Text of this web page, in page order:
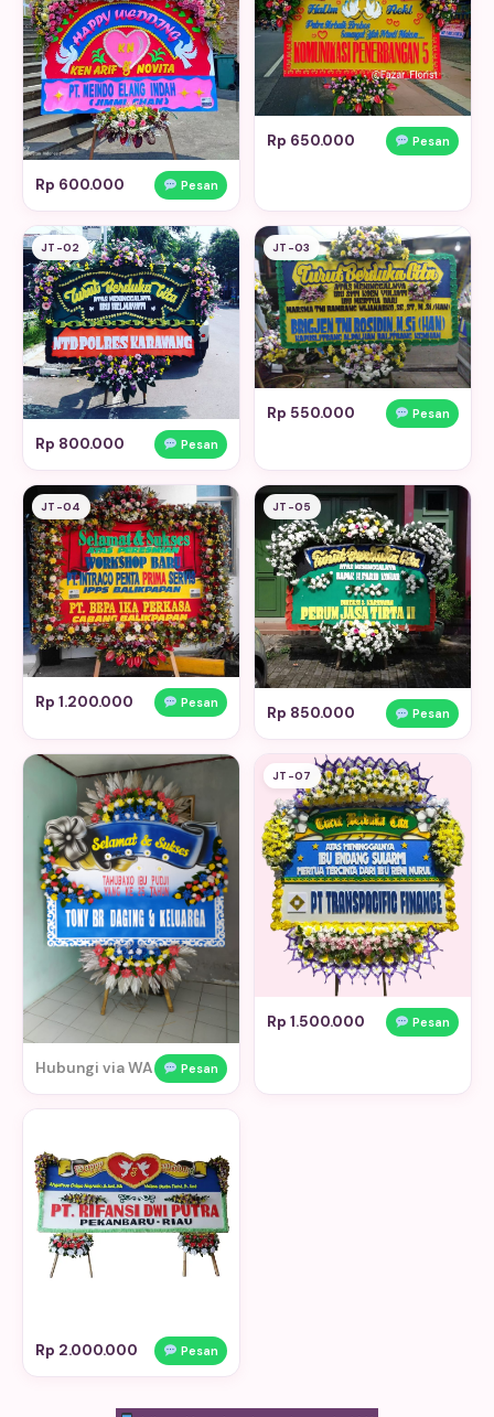
Rp 600.000 Pesan
Rp 650.000 Pesan
JT-02
Rp 800.000 Pesan
JT-03
Rp 550.000 Pesan
JT-04
Rp 1.200.000 Pesan
JT-05
Rp 850.000 Pesan
Hubungi via WA Pesan
JT-07
Rp 1.500.000 Pesan
Rp 2.000.000 Pesan